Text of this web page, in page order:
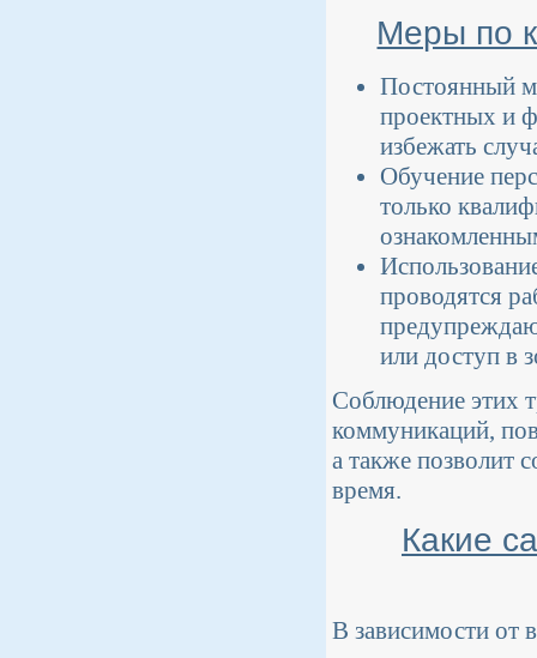
Меры по
Постоянный
проектных и
избежать
Обучение
только
проводятся
или доступ в
Соблюдение этих
коммуникаций,
а также позволит
время.
Какие
В зависимости от